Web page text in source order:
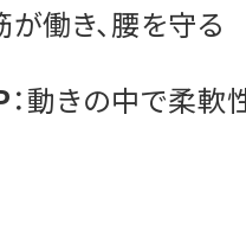
が働き、腰を守る
：動きの中で柔軟